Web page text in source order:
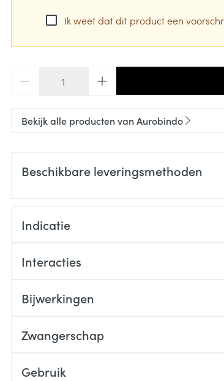
Ik weet dat dit product een
Bekijk alle producten van Aurobindo
Beschikbare leveringsmethoden
Indicatie
Interacties
Bijwerkingen
Zwangerschap
Gebruik